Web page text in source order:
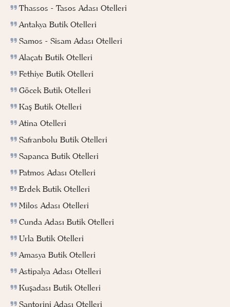
Thassos - Tasos Adası Otelleri
Antakya Butik Otelleri
Samos - Sisam Adası Otelleri
Alaçatı Butik Otelleri
Fethiye Butik Otelleri
Göcek Butik Otelleri
Kaş Butik Otelleri
Atina Otelleri
Safranbolu Butik Otelleri
Sapanca Butik Otelleri
Patmos Adası Otelleri
Erdek Butik Otelleri
Milos Adası Otelleri
Cunda Adası Butik Otelleri
Urla Butik Otelleri
Amasya Butik Otelleri
Astipalya Adası Otelleri
Kuşadası Butik Otelleri
Santorini Adası Otelleri